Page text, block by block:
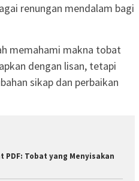
renungan mendalam bagi
memahami makna tobat
dengan lisan, tetapi
sikap dan perbaikan
Tobat yang Menyisakan